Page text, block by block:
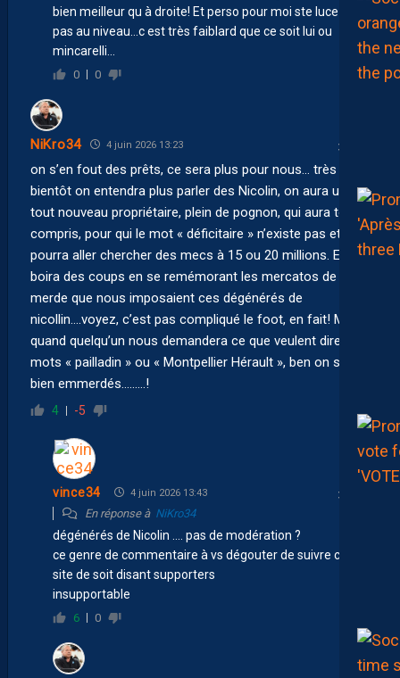
bien meilleur qu à droite! Et perso pour moi ste luce n est
pas au niveau…c est très faiblard que ce soit lui ou
mincarelli…
0 0
NiKro34 4 juin 2026 13:23
on s’en fout des prêts, ce sera plus pour nous… très
bientôt on entendra plus parler des Nicolin, on aura un
tout nouveau propriétaire, plein de pognon, qui aura tout
compris, pour qui le mot « déficitaire » n’existe pas et on
pourra aller chercher des mecs à 15 ou 20 millions. Et on
boira des coups en se remémorant les mercatos de
merde que nous imposaient ces dégénérés de
nicollin….voyez, c’est pas compliqué le foot, en fait! Mais
quand quelqu’un nous demandera ce que veulent dire les
mots « pailladin » ou « Montpellier Hérault », ben on sera
bien emmerdés………!
4 -5
vince34 4 juin 2026 13:43
En réponse à NiKro34
dégénérés de Nicolin …. pas de modération ?
ce genre de commentaire à vs dégouter de suivre ce
site de soit disant supporters
insupportable
6 0